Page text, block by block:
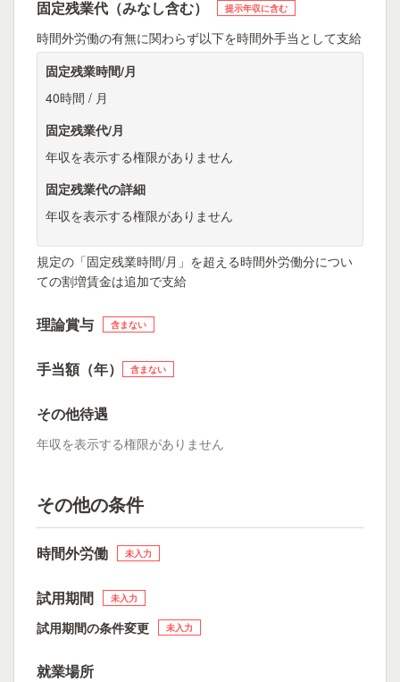
固定残業代（みなし含む） 提示年収に含む
時間外労働の有無に関わらず以下を時間外手当として支給
固定残業時間/月
40時間 / 月
固定残業代/月
年収を表示する権限がありません
固定残業代の詳細
年収を表示する権限がありません
規定の「固定残業時間/月」を超える時間外労働分につい
ての割増賃金は追加で支給
理論賞与 含まない
手当額（年） 含まない
その他待遇
年収を表示する権限がありません
その他の条件
時間外労働 未入力
試用期間 未入力
試用期間の条件変更 未入力
就業場所